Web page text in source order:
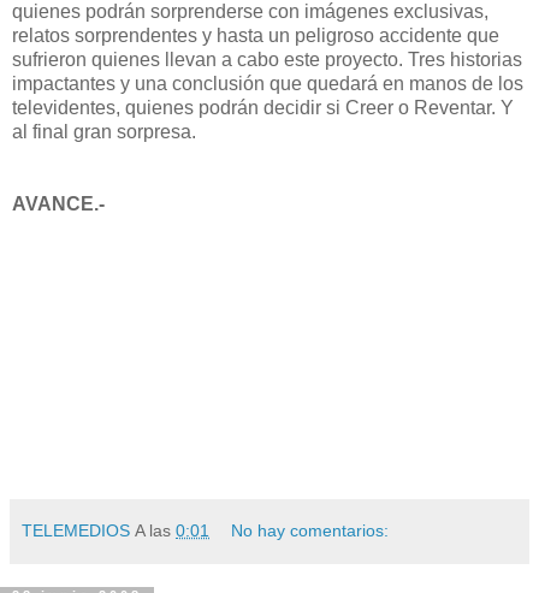
quienes podrán sorprenderse con imágenes exclusivas,
relatos sorprendentes y hasta un peligroso accidente que
sufrieron quienes llevan a cabo este proyecto. Tres historias
impactantes y una conclusión que quedará en manos de los
televidentes, quienes podrán decidir si Creer o Reventar. Y
al final gran sorpresa.
AVANCE.-
TELEMEDIOS A las 0:01 No hay comentarios: